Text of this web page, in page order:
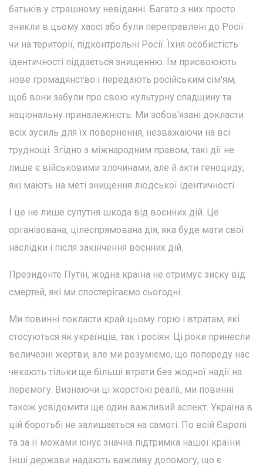
батьків у страшному невіданні. Багато з них просто
зникли в цьому хаосі або були переправлені до Росії
чи на території, підконтрольні Росії. Їхня особистість
ідентичності піддається знищенню. Їм присвоюють
нове громадянство і передають російським сім'ям,
щоб вони забули про свою культурну спадщину та
національну приналежність. Ми зобов'язані докласти
всіх зусиль для їх повернення, незважаючи на всі
труднощі. Згідно з міжнародним правом, такі дії не
лише є військовими злочинами, але й акти геноциду,
які мають на меті знищення людської ідентичності.
І це не лише супутня шкода від воєнних дій. Це
організована, цілеспрямована дія, яка буде мати свої
наслідки і після закінчення воєнних дій.
Президенте Путін, жодна країна не отримує зиску від
смертей, які ми спостерігаємо сьогодні.
Ми повинні покласти край цьому горю і втратам, які
стосуються як українців, так і росіян. Ці роки принесли
величезні жертви, але ми розуміємо, що попереду нас
чекають тільки ще більші втрати без жодної надії на
перемогу. Визнаючи ці жорстокі реалії, ми повинні
також усвідомити ще один важливий аспект. Україна в
цій боротьбі не залишається на самоті. По всій Європі
та за її межами існує значна підтримка нашої країни.
Інші держави надають важливу допомогу, що є